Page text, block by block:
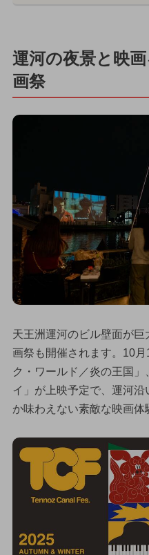
運河の夜景と映
画祭
天王洲運河のビル壁面が
画祭も開催されます。10
ク・ワールド／炎の王国
イ」が上映予定で、運河
か味わえない素敵な映画体